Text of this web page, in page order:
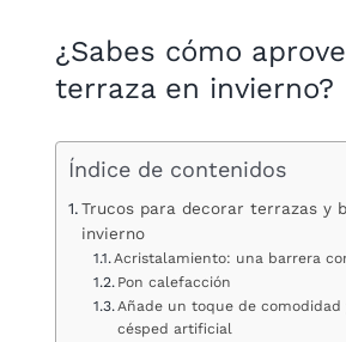
¿Sabes cómo
terraza en invierno?
Índice de contenidos
Trucos para decorar terrazas y
invierno
Acristalamiento: una barrera
Pon calefacción
Añade un toque de
césped artificial